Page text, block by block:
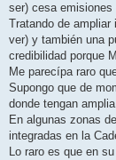
a
j
ser) cesa emisiones
Tratando de ampliar
ver) y también una
credibilidad porque
Me parecípa raro
Supongo que de
donde tengan
En algunas zonas
integradas en la
Lo raro es que en